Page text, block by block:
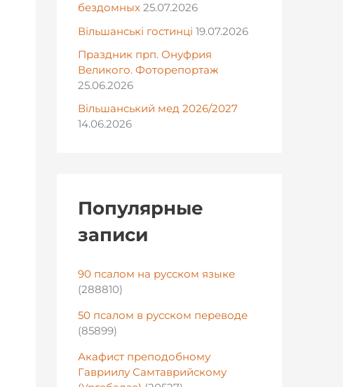
бездомных 25.07.2026
Вільшанські гостинці 19.07.2026
Праздник прп. Онуфрия
Великого. Фоторепортаж
25.06.2026
Вільшанський мед 2026/2027
14.06.2026
Популярные
записи
90 псалом на русском языке
(288810)
50 псалом в русском переводе
(85899)
Акафист преподобному
Гавриилу Самтаврийскому